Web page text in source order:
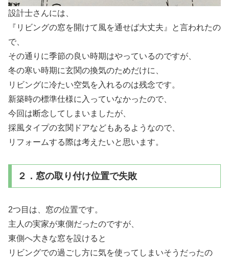
設計士さんには、
『リビングの窓を開けて風を通せば大丈夫』と言われたの
で、
その通りに季節の良い時期はやっているのですが、
冬の寒い時期に玄関の換気のためだけに、
リビングに冷たい空気を入れるのは残念です。
新築時の標準仕様に入っていなかったので、
今回は断念してしまいましたが、
採風タイプの玄関ドアなどもあるようなので、
リフォームする際は考えたいと思います。
２．窓の取り付け位置で失敗
2つ目は、窓の位置です。
主人の実家が東側だったのですが、
東側へ大きな窓を設けると
リビングでの過ごし方に気を使ってしまいそうだったの